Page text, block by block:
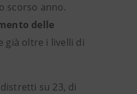
scorso anno.
delle
già oltre i livelli di
su 23, di